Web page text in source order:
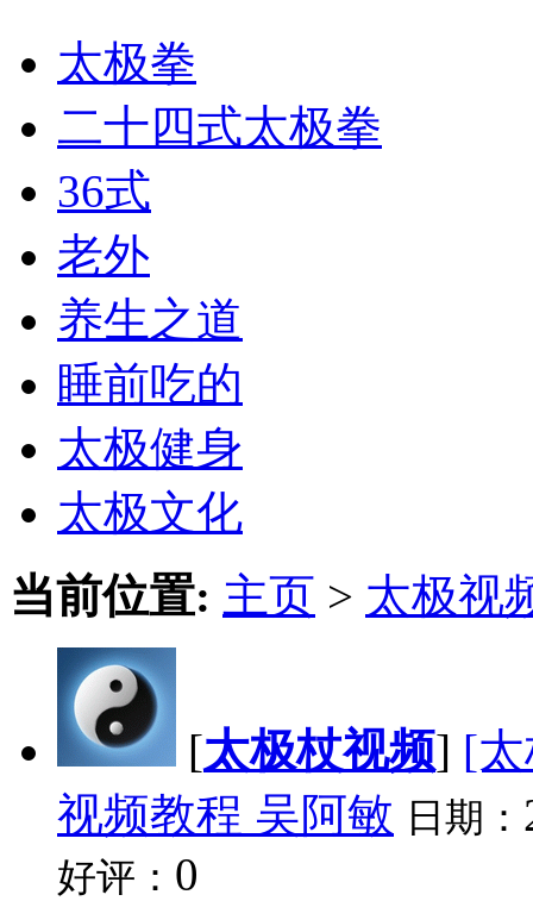
太极拳
二十四式太极拳
36式
老外
养生之道
睡前吃的
太极健身
太极文化
当前位置: 主页 > 太极视
[太极杖视频] [
视频教程 吴阿敏 日期：
好评： 0